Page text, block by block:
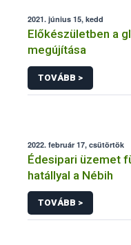
2021. június 15, kedd
Előkészületben a
megújítása
TOVÁBB >
2022. február 17, csütörtök
Édesipari üzemet
hatállyal a Nébih
TOVÁBB >